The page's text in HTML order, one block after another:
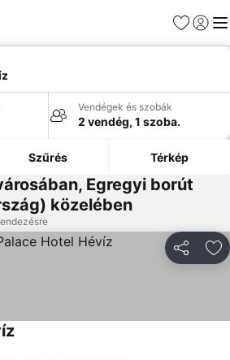
Kedvencek
Vendégek és szobák
2 vendég, 1 szoba.
Szűrés Térkép
Egregyi borút
közelében
Árak megjelenítése